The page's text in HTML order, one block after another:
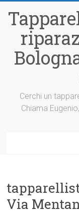
contenuto
Cerchi un
Chiama
Via